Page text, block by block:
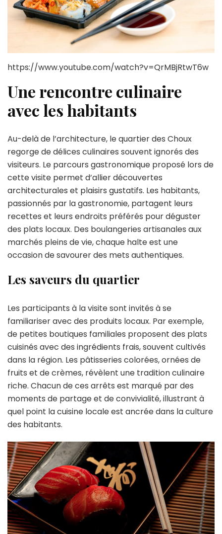
https://www.youtube.com/watch?v=QrMBjRtwT6w
Une rencontre culinaire
avec les habitants
Au-delà de l’architecture, le quartier des Choux
regorge de délices culinaires souvent ignorés des
visiteurs. Le parcours gastronomique proposé lors de
cette visite permet d’allier découvertes
architecturales et plaisirs gustatifs. Les habitants,
passionnés par la gastronomie, partagent leurs
recettes et leurs endroits préférés pour déguster
des plats locaux. Des boulangeries artisanales aux
marchés pleins de vie, chaque halte est une
occasion de savourer des mets authentiques.
Les saveurs du quartier
Les participants à la visite sont invités à se
familiariser avec des produits locaux. Par exemple,
de petites boutiques familiales proposent des plats
cuisinés avec des ingrédients frais, souvent cultivés
dans la région. Les pâtisseries colorées, ornées de
fruits et de crèmes, révèlent une tradition culinaire
riche. Chacun de ces arrêts est marqué par des
moments de partage et de convivialité, illustrant à
quel point la cuisine locale est ancrée dans la culture
des habitants.